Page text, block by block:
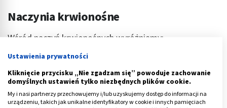
Naczynia krwionośne
Wśród naczyń krwionośnych wyróżniamy:
tętnice (arteriae),
naczynia krwionośne włosowate(vasa capillaria)
żyły (venae).
Ustawienia prywatności
Kliknięcie przycisku „Nie zgadzam się” powoduje zachowanie
domyślnych ustawień tylko niezbędnych plików cookie.
My i nasi partnerzy przechowujemy i/lub uzyskujemy dostęp do informacji na
urządzeniu, takich jak unikalne identyfikatory w cookie i innych pamięciach